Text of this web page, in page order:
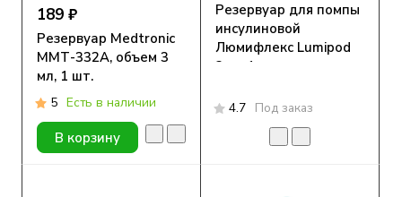
189 ₽
Резервуар Medtronic
ММТ-332А, объем 3
мл, 1 шт.
5 Есть в наличии
В корзину
Резервуар для помпы
инсулиновой
Люмифлекс Lumipod
3мл, 1 шт.
4.7 Под заказ